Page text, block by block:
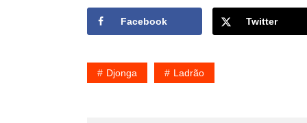
Facebook Twitter
Djonga Ladrão